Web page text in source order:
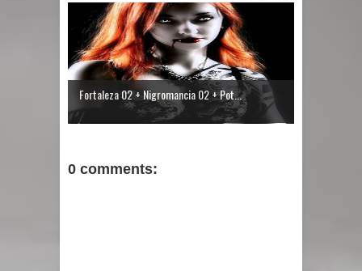
Fortaleza 02 + Nigromancia 02 + Pot...
0 comments: